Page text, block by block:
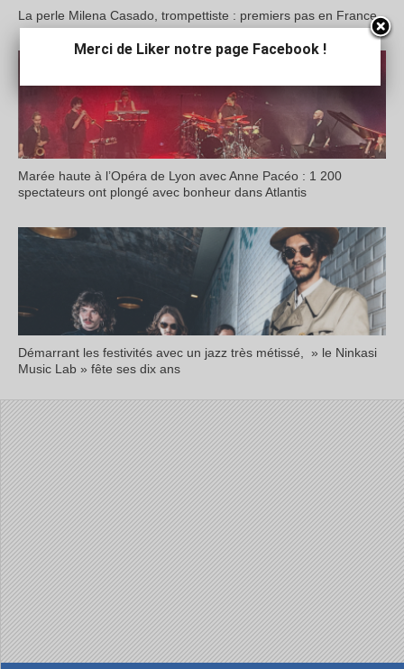
La perle Milena Casado, trompettiste : premiers pas en France
Marée haute à l’Opéra de Lyon avec Anne Pacéo : 1 200
spectateurs ont plongé avec bonheur dans Atlantis
Démarrant les festivités avec un jazz très métissé, » le Ninkasi
Music Lab » fête ses dix ans
Merci de Liker notre page Facebook !